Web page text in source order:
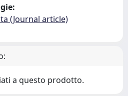
(Journal article)
a questo prodotto.